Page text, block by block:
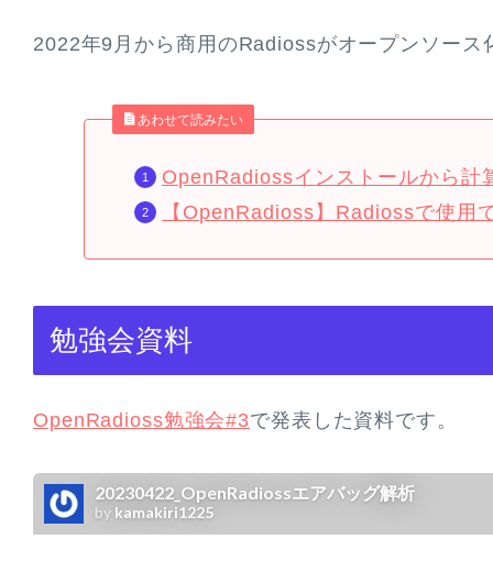
2022年9月から商用のRadiossがオープンソー
あわせて読みたい
OpenRadiossインストールから計
【OpenRadioss】Radiossで使用
勉強会資料
OpenRadioss勉強会#3で発表した資料です。